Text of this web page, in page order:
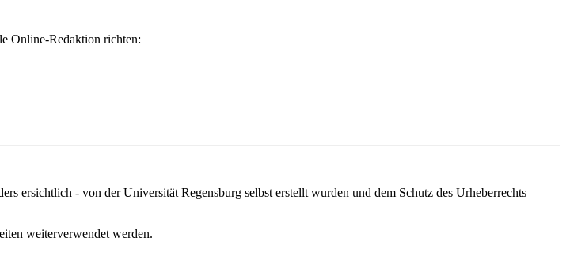
Online-Redaktion richten:
ersichtlich - von der Universität Regensburg selbst erstellt wurden und dem Schutz des Urheberrechts
weiterverwendet werden.